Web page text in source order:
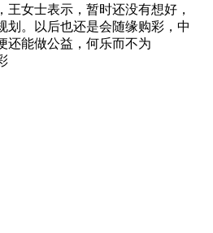
女士表示，暂时还没有想好，
划。以后也还是会随缘购彩，中
还能做公益，何乐而不为